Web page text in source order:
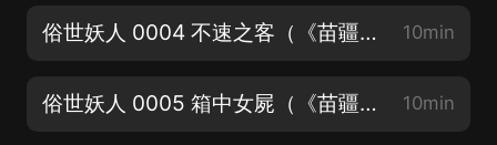
俗世妖人 0004 不速之客（《苗疆蠱事》第二部已上線！歡迎收聽~） 10min
俗世妖人 0005 箱中女屍（《苗疆蠱事》第二部已上線！歡迎收聽~） 10min